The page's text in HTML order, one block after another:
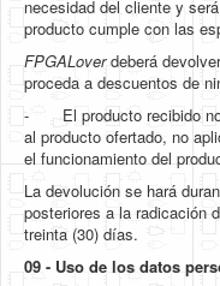
necesidad del cliente y
producto cumple con las
FPGALoverdeberá
proceda a descuentos de
- El producto recibido no
al producto ofertado, no
el funcionamiento del
La devolución se hará
posteriores a la radicación
treinta (30) días.
09 - Uso de los datos